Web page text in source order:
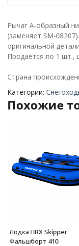
Рычаг А-образный
(заменяет SM-
оригинальной
Продаётся по 1 шт.,
Страна
Категории:
Похожие
Лодка ПВХ Skipper
Фальшборт 410